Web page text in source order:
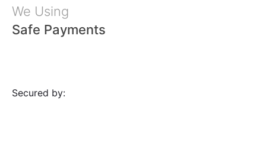
We Using
Safe Payments
Secured by: